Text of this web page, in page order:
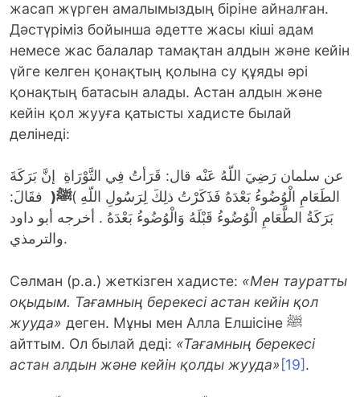
жасап жүрген амалымыздың біріне айналған.
Дәстүріміз бойынша әдетте жасы кіші адам
немесе жас балалар тамақтан алдын және кейін
үйге келген қонақтың қолына су құяды әрі
қонақтың батасын алады. Астан алдын және
кейін қол жууға қатысты хадисте былай
делінеді:
عن سلمان رَضِيَ اللّهُ عَنْه قال: قَرَأتُ فِي التَّوْرَاةِ إنَّ بَرَكَةَ
الطَعَامِ الْوُضُوءُ بَعْدَهُ فَذَكَرْتُ ذلِكَ لِرَسُولِ اللّهِ )ﷺ( فقَالَ:
بَرَكَةُ الطَّعَامِ الْوُضُوءُ قَبْلَهُ وَالْوُضُوءُ بَعْدَهُ . أخرجه أبو داود
والترمذي.
Сәлман (р.а.) жеткізген хадисте: «Мен тауратты
оқыдым. Тағамның берекесі астан кейін қол
жууда» деген. Мұны мен Алла Елшісіне ﷺ
айттым. Ол былай деді: «Тағамның берекесі
астан алдын және кейін қолды жууда»[19].